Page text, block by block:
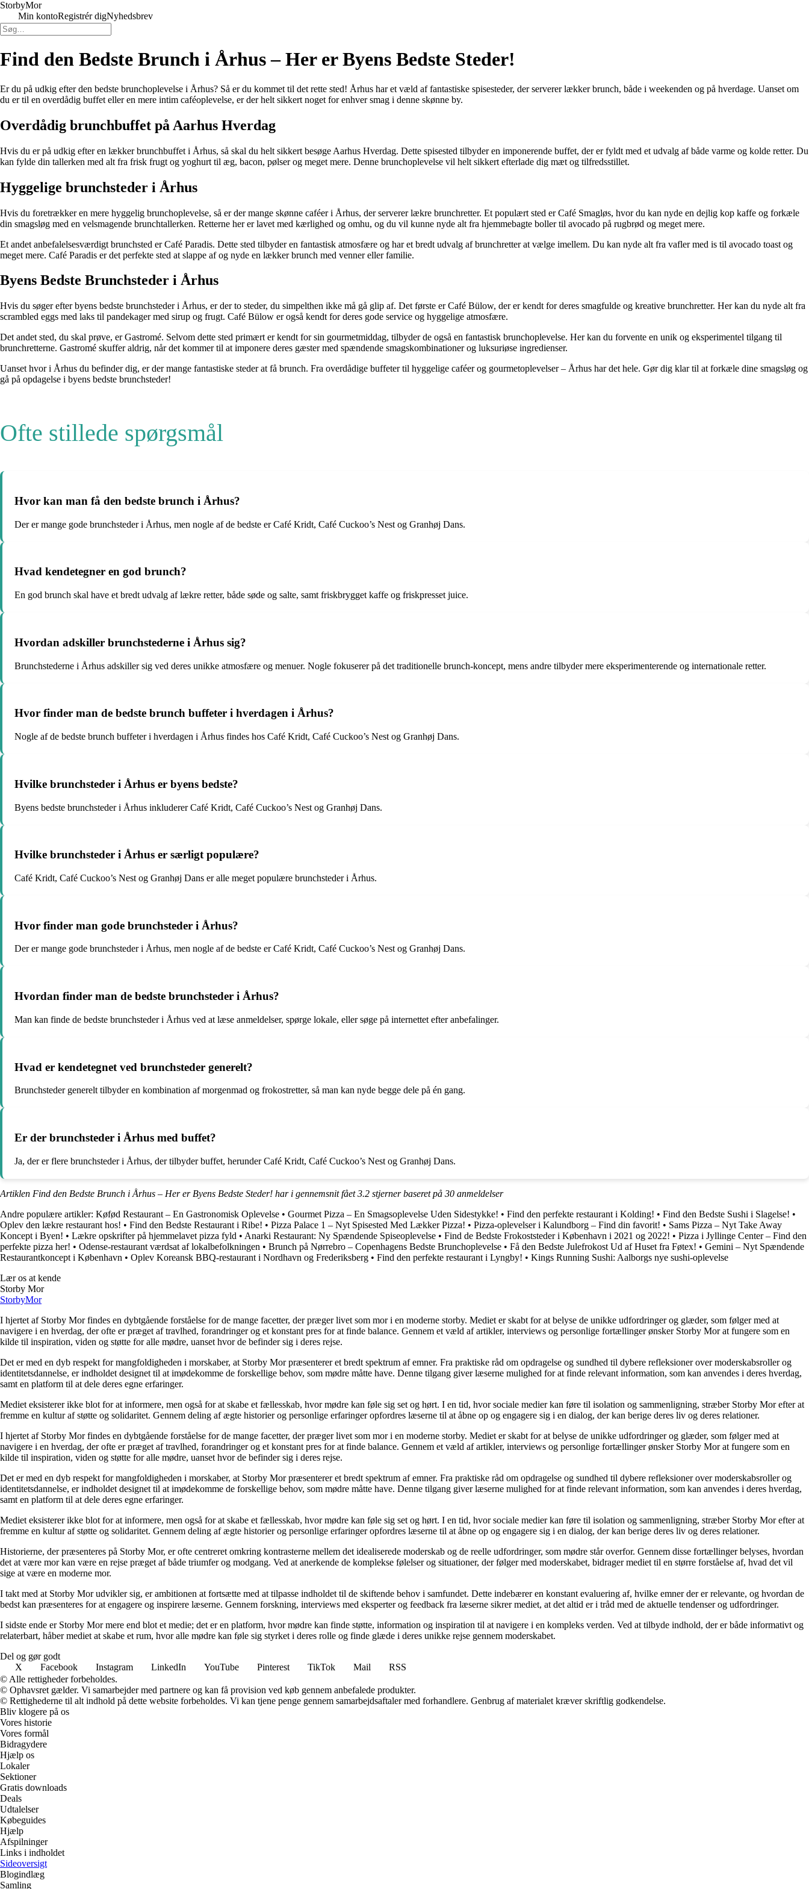
StorbyMor
Min kontoRegistrér digNyhedsbrev
Find den Bedste Brunch i Århus – Her er Byens Bedste Steder!
Er du på udkig efter den bedste brunchoplevelse i Århus? Så er du kommet til det rette sted! Århus har et væld af fantastiske spisesteder, der serverer lækker brunch, både i weekenden og på hverdage. Uanset om
du er til en overdådig buffet eller en mere intim caféoplevelse, er der helt sikkert noget for enhver smag i denne skønne by.
Overdådig brunchbuffet på Aarhus Hverdag
Hvis du er på udkig efter en lækker brunchbuffet i Århus, så skal du helt sikkert besøge Aarhus Hverdag. Dette spisested tilbyder en imponerende buffet, der er fyldt med et udvalg af både varme og kolde retter. Du
kan fylde din tallerken med alt fra frisk frugt og yoghurt til æg, bacon, pølser og meget mere. Denne brunchoplevelse vil helt sikkert efterlade dig mæt og tilfredsstillet.
Hyggelige brunchsteder i Århus
Hvis du foretrækker en mere hyggelig brunchoplevelse, så er der mange skønne caféer i Århus, der serverer lækre brunchretter. Et populært sted er Café Smagløs, hvor du kan nyde en dejlig kop kaffe og forkæle
din smagsløg med en velsmagende brunchtallerken. Retterne her er lavet med kærlighed og omhu, og du vil kunne nyde alt fra hjemmebagte boller til avocado på rugbrød og meget mere.
Et andet anbefalelsesværdigt brunchsted er Café Paradis. Dette sted tilbyder en fantastisk atmosfære og har et bredt udvalg af brunchretter at vælge imellem. Du kan nyde alt fra vafler med is til avocado toast og
meget mere. Café Paradis er det perfekte sted at slappe af og nyde en lækker brunch med venner eller familie.
Byens Bedste Brunchsteder i Århus
Hvis du søger efter byens bedste brunchsteder i Århus, er der to steder, du simpelthen ikke må gå glip af. Det første er Café Bülow, der er kendt for deres smagfulde og kreative brunchretter. Her kan du nyde alt fra
scrambled eggs med laks til pandekager med sirup og frugt. Café Bülow er også kendt for deres gode service og hyggelige atmosfære.
Det andet sted, du skal prøve, er Gastromé. Selvom dette sted primært er kendt for sin gourmetmiddag, tilbyder de også en fantastisk brunchoplevelse. Her kan du forvente en unik og eksperimentel tilgang til
brunchretterne. Gastromé skuffer aldrig, når det kommer til at imponere deres gæster med spændende smagskombinationer og luksuriøse ingredienser.
Uanset hvor i Århus du befinder dig, er der mange fantastiske steder at få brunch. Fra overdådige buffeter til hyggelige caféer og gourmetoplevelser – Århus har det hele. Gør dig klar til at forkæle dine smagsløg og
gå på opdagelse i byens bedste brunchsteder!
Ofte stillede spørgsmål
Hvor kan man få den bedste brunch i Århus?
Der er mange gode brunchsteder i Århus, men nogle af de bedste er Café Kridt, Café Cuckoo’s Nest og Granhøj Dans.
Hvad kendetegner en god brunch?
En god brunch skal have et bredt udvalg af lækre retter, både søde og salte, samt friskbrygget kaffe og friskpresset juice.
Hvordan adskiller brunchstederne i Århus sig?
Brunchstederne i Århus adskiller sig ved deres unikke atmosfære og menuer. Nogle fokuserer på det traditionelle brunch-koncept, mens andre tilbyder mere eksperimenterende og internationale retter.
Hvor finder man de bedste brunch buffeter i hverdagen i Århus?
Nogle af de bedste brunch buffeter i hverdagen i Århus findes hos Café Kridt, Café Cuckoo’s Nest og Granhøj Dans.
Hvilke brunchsteder i Århus er byens bedste?
Byens bedste brunchsteder i Århus inkluderer Café Kridt, Café Cuckoo’s Nest og Granhøj Dans.
Hvilke brunchsteder i Århus er særligt populære?
Café Kridt, Café Cuckoo’s Nest og Granhøj Dans er alle meget populære brunchsteder i Århus.
Hvor finder man gode brunchsteder i Århus?
Der er mange gode brunchsteder i Århus, men nogle af de bedste er Café Kridt, Café Cuckoo’s Nest og Granhøj Dans.
Hvordan finder man de bedste brunchsteder i Århus?
Man kan finde de bedste brunchsteder i Århus ved at læse anmeldelser, spørge lokale, eller søge på internettet efter anbefalinger.
Hvad er kendetegnet ved brunchsteder generelt?
Brunchsteder generelt tilbyder en kombination af morgenmad og frokostretter, så man kan nyde begge dele på én gang.
Er der brunchsteder i Århus med buffet?
Ja, der er flere brunchsteder i Århus, der tilbyder buffet, herunder Café Kridt, Café Cuckoo’s Nest og Granhøj Dans.
Artiklen Find den Bedste Brunch i Århus – Her er Byens Bedste Steder! har i gennemsnit fået3.2 stjerner baseret på 30 anmeldelser
Andre populære artikler: Køfød Restaurant – En Gastronomisk Oplevelse • Gourmet Pizza – En Smagsoplevelse Uden Sidestykke! • Find den perfekte restaurant i Kolding! • Find den Bedste Sushi i Slagelse! •
Oplev den lækre restaurant hos! • Find den Bedste Restaurant i Ribe! • Pizza Palace 1 – Nyt Spisested Med Lækker Pizza! • Pizza-oplevelser i Kalundborg – Find din favorit! • Sams Pizza – Nyt Take Away
Koncept i Byen! • Lækre opskrifter på hjemmelavet pizza fyld • Anarki Restaurant: Ny Spændende Spiseoplevelse • Find de Bedste Frokoststeder i København i 2021 og 2022! • Pizza i Jyllinge Center – Find den
perfekte pizza her! • Odense-restaurant værdsat af lokalbefolkningen • Brunch på Nørrebro – Copenhagens Bedste Brunchoplevelse • Få den Bedste Julefrokost Ud af Huset fra Føtex! • Gemini – Nyt Spændende
Restaurantkoncept i København • Oplev Koreansk BBQ-restaurant i Nordhavn og Frederiksberg • Find den perfekte restaurant i Lyngby! • Kings Running Sushi: Aalborgs nye sushi-oplevelse
Lær os at kende
Storby Mor
StorbyMor
I hjertet af Storby Mor findes en dybtgående forståelse for de mange facetter, der præger livet som mor i en moderne storby. Mediet er skabt for at belyse de unikke udfordringer og glæder, som følger med at
navigere i en hverdag, der ofte er præget af travlhed, forandringer og et konstant pres for at finde balance. Gennem et væld af artikler, interviews og personlige fortællinger ønsker Storby Mor at fungere som en
kilde til inspiration, viden og støtte for alle mødre, uanset hvor de befinder sig i deres rejse.
Det er med en dyb respekt for mangfoldigheden i morskaber, at Storby Mor præsenterer et bredt spektrum af emner. Fra praktiske råd om opdragelse og sundhed til dybere refleksioner over moderskabsroller og
identitetsdannelse, er indholdet designet til at imødekomme de forskellige behov, som mødre måtte have. Denne tilgang giver læserne mulighed for at finde relevant information, som kan anvendes i deres hverdag,
samt en platform til at dele deres egne erfaringer.
Mediet eksisterer ikke blot for at informere, men også for at skabe et fællesskab, hvor mødre kan føle sig set og hørt. I en tid, hvor sociale medier kan føre til isolation og sammenligning, stræber Storby Mor efter at
fremme en kultur af støtte og solidaritet. Gennem deling af ægte historier og personlige erfaringer opfordres læserne til at åbne op og engagere sig i en dialog, der kan berige deres liv og deres relationer.
I hjertet af Storby Mor findes en dybtgående forståelse for de mange facetter, der præger livet som mor i en moderne storby. Mediet er skabt for at belyse de unikke udfordringer og glæder, som følger med at
navigere i en hverdag, der ofte er præget af travlhed, forandringer og et konstant pres for at finde balance. Gennem et væld af artikler, interviews og personlige fortællinger ønsker Storby Mor at fungere som en
kilde til inspiration, viden og støtte for alle mødre, uanset hvor de befinder sig i deres rejse.
Det er med en dyb respekt for mangfoldigheden i morskaber, at Storby Mor præsenterer et bredt spektrum af emner. Fra praktiske råd om opdragelse og sundhed til dybere refleksioner over moderskabsroller og
identitetsdannelse, er indholdet designet til at imødekomme de forskellige behov, som mødre måtte have. Denne tilgang giver læserne mulighed for at finde relevant information, som kan anvendes i deres hverdag,
samt en platform til at dele deres egne erfaringer.
Mediet eksisterer ikke blot for at informere, men også for at skabe et fællesskab, hvor mødre kan føle sig set og hørt. I en tid, hvor sociale medier kan føre til isolation og sammenligning, stræber Storby Mor efter at
fremme en kultur af støtte og solidaritet. Gennem deling af ægte historier og personlige erfaringer opfordres læserne til at åbne op og engagere sig i en dialog, der kan berige deres liv og deres relationer.
Historierne, der præsenteres på Storby Mor, er ofte centreret omkring kontrasterne mellem det idealiserede moderskab og de reelle udfordringer, som mødre står overfor. Gennem disse fortællinger belyses, hvordan
det at være mor kan være en rejse præget af både triumfer og modgang. Ved at anerkende de komplekse følelser og situationer, der følger med moderskabet, bidrager mediet til en større forståelse af, hvad det vil
sige at være en moderne mor.
I takt med at Storby Mor udvikler sig, er ambitionen at fortsætte med at tilpasse indholdet til de skiftende behov i samfundet. Dette indebærer en konstant evaluering af, hvilke emner der er relevante, og hvordan de
bedst kan præsenteres for at engagere og inspirere læserne. Gennem forskning, interviews med eksperter og feedback fra læserne sikrer mediet, at det altid er i tråd med de aktuelle tendenser og udfordringer.
I sidste ende er Storby Mor mere end blot et medie; det er en platform, hvor mødre kan finde støtte, information og inspiration til at navigere i en kompleks verden. Ved at tilbyde indhold, der er både informativt og
relaterbart, håber mediet at skabe et rum, hvor alle mødre kan føle sig styrket i deres rolle og finde glæde i deres unikke rejse gennem moderskabet.
Del og gør godt
X
Facebook Instagram LinkedIn YouTube Pinterest TikTok Mail
RSS
© Alle rettigheder forbeholdes.
© Ophavsret gælder. Vi samarbejder med partnere og kan få provision ved køb gennem anbefalede produkter.
© Rettighederne til alt indhold på dette website forbeholdes. Vi kan tjene penge gennem samarbejdsaftaler med forhandlere. Genbrug af materialet kræver skriftlig godkendelse.
Bliv klogere på os
Vores historie
Vores formål
Bidragydere
Hjælp os
Lokaler
Sektioner
Gratis downloads
Deals
Udtalelser
Købeguides
Hjælp
Afspilninger
Links i indholdet
Sideoversigt
Blogindlæg
Samling